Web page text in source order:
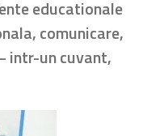
educationale
comunicare,
intr-un cuvant,